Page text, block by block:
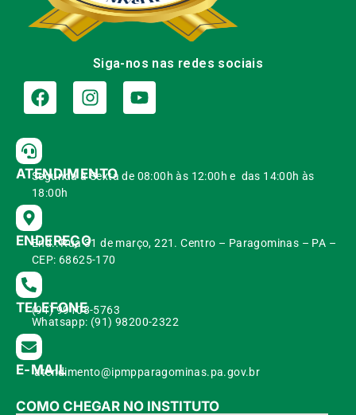
Siga-nos nas redes sociais
ATENDIMENTO
Segunda à Sexta de 08:00h às 12:00h e das 14:00h às
18:00h
ENDEREÇO
End.: Rua 31 de março, 221. Centro – Paragominas – PA –
CEP: 68625-170
TELEFONE
(91) 99108-5763
Whatsapp: (91) 98200-2322
E-MAIL
atendimento@ipmpparagominas.pa.gov.br
COMO CHEGAR NO INSTITUTO